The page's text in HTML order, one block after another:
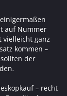
auf Nummer
vielleicht ganz
kommen –
der
– recht